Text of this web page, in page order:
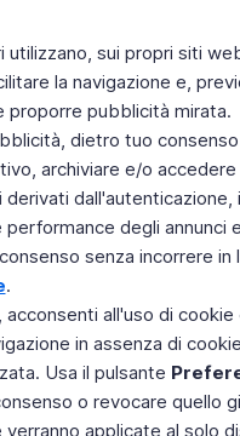
utilizzano, sui propri siti
la navigazione e,
proporre pubblicità mirata.
dietro tuo
archiviare e/o
degli
senza incorrere
.
, acconsenti all'uso di
in assenza di
Usa il pulsante
o revocare quello
applicate al solo